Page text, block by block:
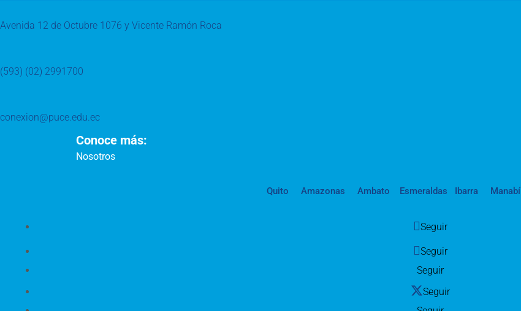
Avenida 12 de Octubre 1076 y Vicente Ramón Roca
(593) (02) 2991700
conexion@puce.edu.ec
Conoce más:
Nosotros
Quito Amazonas Ambato Esmeraldas Ibarra Manabí
Seguir
Seguir
Seguir
Seguir